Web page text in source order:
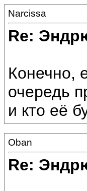
Narcissa
Re:
Конечно,
очередь
и кто её
Oban
Re: